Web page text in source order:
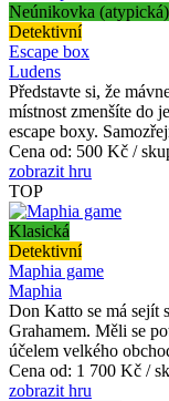
Neúnikovka (atypická)
Detektivní
Escape box
Ludens
Představte si, že
místnost zmenšíte do
escape boxy.
Cena od: 500 Kč /
zobrazit hru
TOP
Klasická
Detektivní
Maphia game
Maphia
Don Katto se má sejít
Grahamem. Měli se
účelem velkého
Cena od: 1 700 Kč /
zobrazit hru